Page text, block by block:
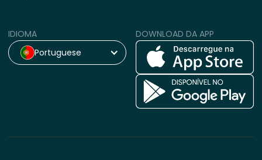
IDIOMA
Portuguese
DOWNLOAD DA APP